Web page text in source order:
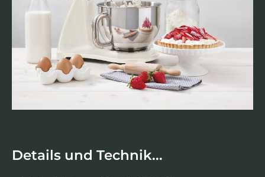
Details und Technik...